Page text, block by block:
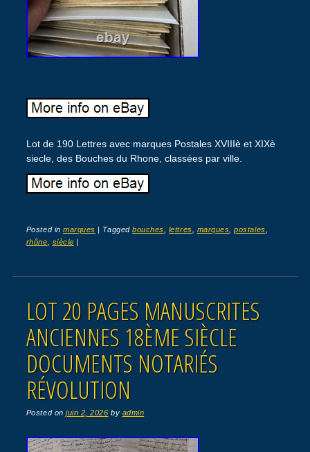
Lot de 190 Lettres avec marques Postales XVIIIè et XIXè
siecle, des Bouches du Rhone, classées par ville.
Posted inmarques | Taggedbouches lettres marques ,postales
rhône
siècle |
LOT 20 PAGES MANUSCRITES
ANCIENNES 18ÈME SIÈCLE
DOCUMENTS NOTARIÉS
RÉVOLUTION
Posted onjuin 2, 2026 by admin